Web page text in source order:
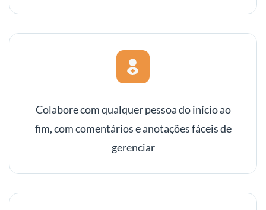
Colabore com qualquer pessoa do início ao
fim, com comentários e anotações fáceis de
gerenciar